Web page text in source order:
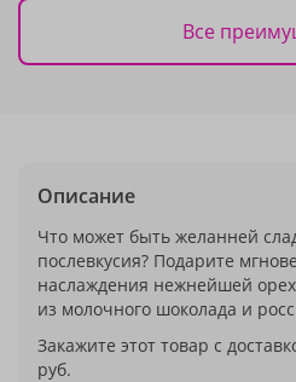
Все
Описание
Что может быть желанней
послевкусия? Подарите
наслаждения нежнейшей
из молочного шоколада и
Закажите этот товар с
руб.